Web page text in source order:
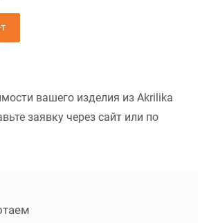
вашего изделия из Akrilika
заявку через сайт или по